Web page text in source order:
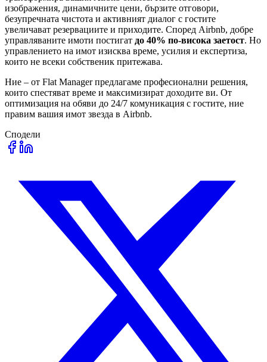
изображения, динамичните цени, бързите отговори,
безупречната чистота и активният диалог с гостите
увеличават резервациите и приходите. Според Airbnb, добре
управляваните имоти постигат до 40% по-висока заетост. Но
управлението на имот изисква време, усилия и експертиза,
които не всеки собственик притежава.
Ние – от Flat Manager предлагаме професионални решения,
които спестяват време и максимизират доходите ви. От
оптимизация на обяви до 24/7 комуникация с гостите, ние
правим вашия имот звезда в Airbnb.
Сподели